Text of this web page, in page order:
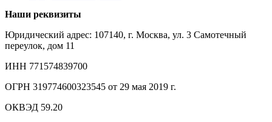
Наши реквизиты
Юридический адрес: 107140, г. Москва, ул. 3 Самотечный
переулок, дом 11
ИНН 771574839700
ОГРН 319774600323545 от 29 мая 2019 г.
ОКВЭД 59.20